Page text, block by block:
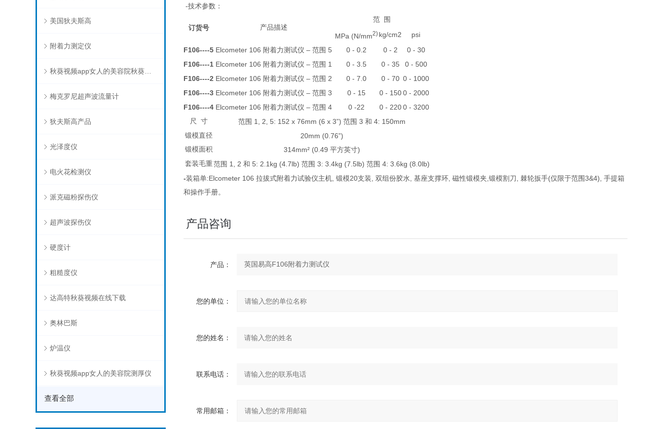
美国狄夫斯高
附着力测定仪
秋葵视频app女人的美容院秋葵视频在线下载
梅克罗尼超声波流量计
狄夫斯高产品
光泽度仪
电火花检测仪
派克磁粉探伤仪
超声波探伤仪
硬度计
粗糙度仪
达高特秋葵视频在线下载
奥林巴斯
炉温仪
秋葵视频app女人的美容院测厚仪
查看全部
-技术参数：
订货号 产品描述
范 围
MPa (N/mm2) kg/cm2
psi
F106----5 Elcometer 106 附着力测试仪 – 范围 5 0 - 0.2 0 - 2
0 - 30
F106----1 Elcometer 106 附着力测试仪 – 范围 1 0 - 3.5 0 - 35
0 - 500
F106----2 Elcometer 106 附着力测试仪 – 范围 2 0 - 7.0 0 - 70 0 - 1000
F106----3 Elcometer 106 附着力测试仪 – 范围 3 0 - 15 0 - 150 0 - 2000
F106----4 Elcometer 106 附着力测试仪 – 范围 4 0 -22 0 - 220 0 - 3200
尺 寸 范围 1, 2, 5: 152 x 76mm (6 x 3”) 范围 3 和 4: 150mm
锻模直径 20mm (0.76”)
锻模面积 314mm² (0.49 平方英寸)
套装毛重范围 1, 2 和 5: 2.1kg (4.7lb) 范围 3: 3.4kg (7.5lb) 范围 4: 3.6kg (8.0lb)
-装箱单:Elcometer 106 拉拔式附着力试验仪主机, 锻模20支装, 双组份胶水, 基座支撑环, 磁性锻模夹,锻模割刀, 棘轮扳手(仅限于范围3&4), 手提箱
和操作手册。
产品咨询
产品：
您的单位：
您的姓名：
联系电话：
常用邮箱：